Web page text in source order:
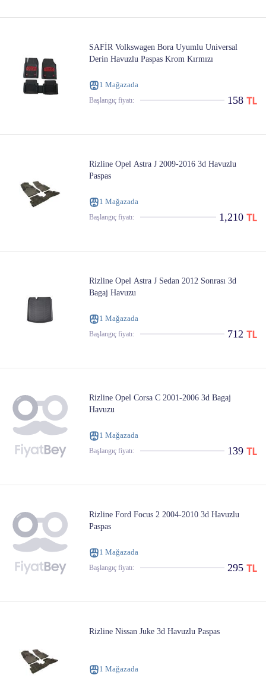
SAFİR Volkswagen Bora Uyumlu Universal
Derin Havuzlu Paspas Krom Kırmızı
1 Mağazada
Başlangıç ​​fiyatı: 158
Rizline Opel Astra J 2009-2016 3d Havuzlu
Paspas
1 Mağazada
Başlangıç ​​fiyatı: 1,210
Rizline Opel Astra J Sedan 2012 Sonrası 3d
Bagaj Havuzu
1 Mağazada
Başlangıç ​​fiyatı: 712
Rizline Opel Corsa C 2001-2006 3d Bagaj
Havuzu
1 Mağazada
Başlangıç ​​fiyatı: 139
Rizline Ford Focus 2 2004-2010 3d Havuzlu
Paspas
1 Mağazada
Başlangıç ​​fiyatı: 295
Rizline Nissan Juke 3d Havuzlu Paspas
1 Mağazada